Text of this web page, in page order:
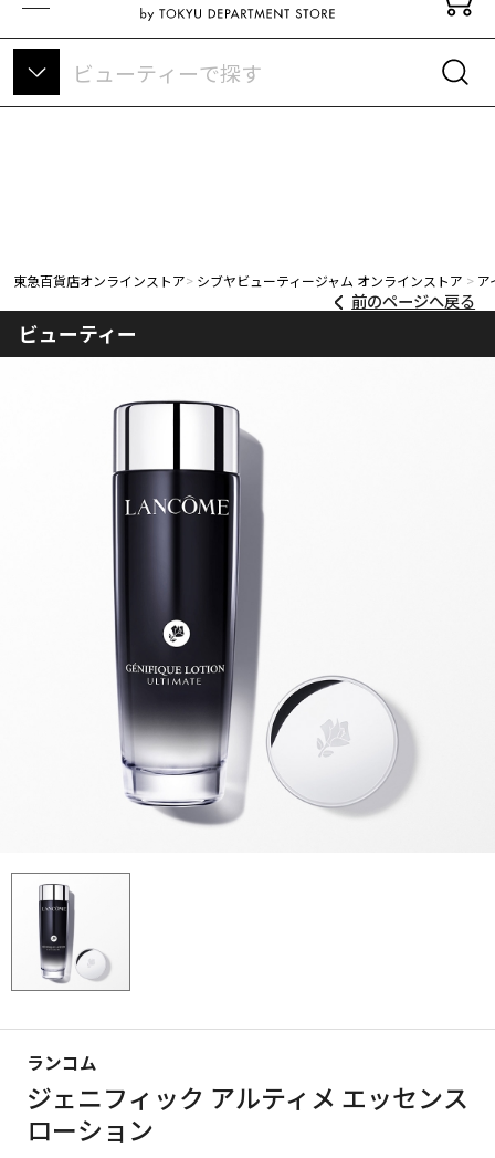
東急百貨店オンラインストアについて
東急百貨店オンラインストア シブヤビューティージャム オンラインストア ア
前のページへ戻る
ランコム
ジェニフィック アルティメ エッセンス
ローション
ビューティー